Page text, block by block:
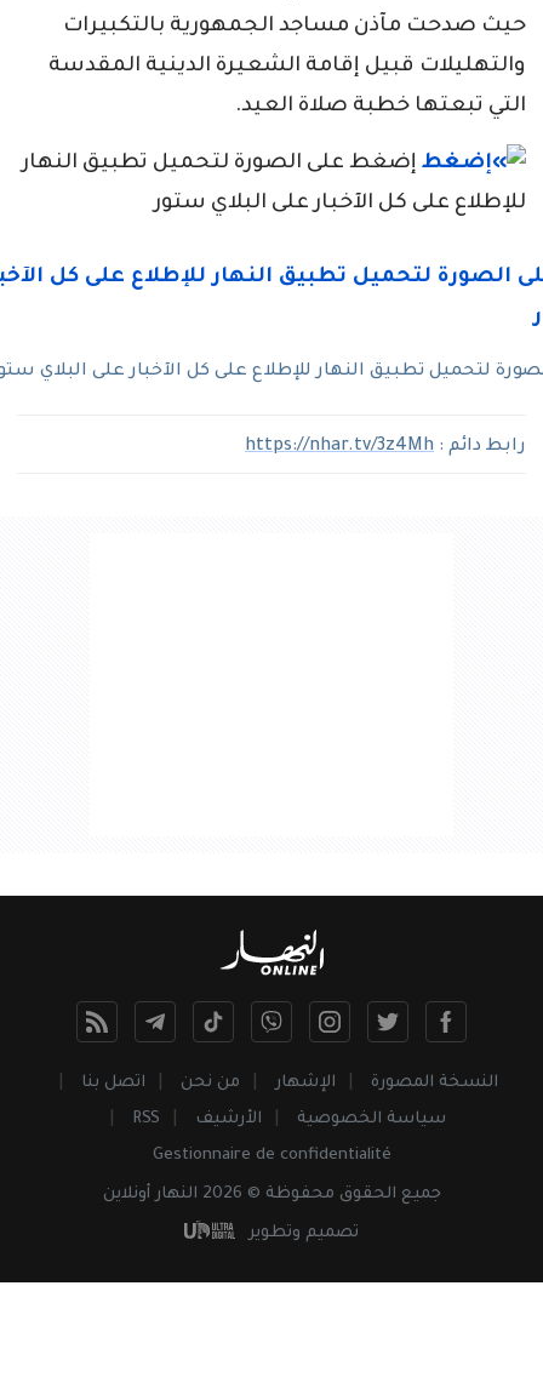
حيث صدحت مآذن مساجد الجمهورية بالتكبيرات
والتهليلات قبيل إقامة الشعيرة الدينية المقدسة
التي تبعتها خطبة صلاة العيد.
إضغط على الصورة لتحميل تطبيق النهار
للإطلاع على كل الآخبار على البلاي ستور
لتحميل تطبيق النهار للإطلاع على كل الآخبار على البلاي
رابط دائم : https://nhar.tv/3z4Mh
النسخة المصورة الإشهار من نحن
اتصل بنا
سياسة الخصوصية
الأرشيف
RSS
Gestionnaire de confidentialité
جميع الحقوق محفوظة © 2026 النهار أونلاين
تصميم وتطوير